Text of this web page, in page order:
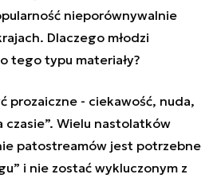
nieporównywalnie
Dlaczego młodzi
tego typu materiały?
prozaiczne - ciekawość, nuda,
czasie”. Wielu nastolatków
patostreamów jest potrzebne
i nie zostać wykluczonym z